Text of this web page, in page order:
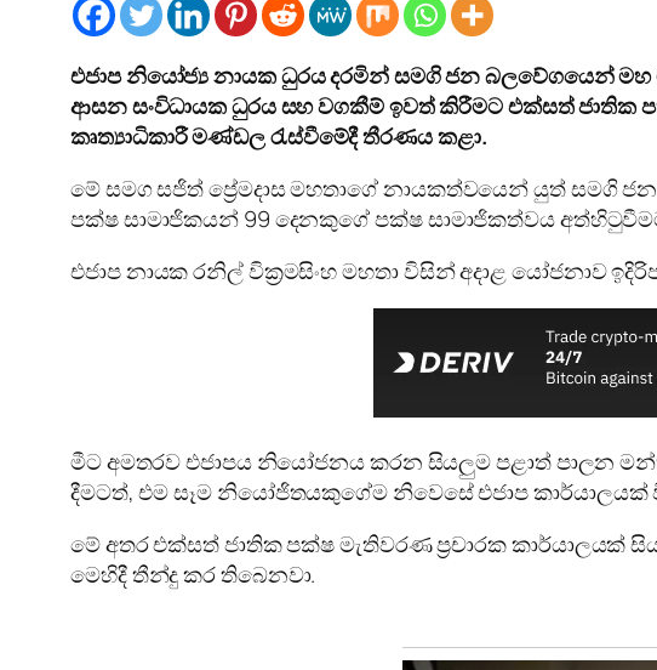
එජාප නියෝජ්‍ය නායක ධුරය දරමින් සමගි ජන බලවේගයෙන් මහ
ආසන සංවිධායක ධුරය සහ වගකීම් ඉවත් කිරීමට එක්සත් ජාතික
කෘත්‍යාධිකාරී මණ්ඩල රැස්වීමේදී තීරණය කළා.
මේ සමග සජිත් ප්‍රේමදාස මහතාගේ නායකත්වයෙන් යුත් සමගි
පක්ෂ සාමාජිකයන් 99 දෙනකුගේ පක්ෂ සාමාජිකත්වය
එජාප නායක රනිල් වික්‍රමසිංහ මහතා විසින් අදාළ යෝජනාව
මීට අමතරව එජාපය නියෝජනය කරන සියලුම පළාත් පාලන
දීමටත්, එම සෑම නියෝජිතයකුගේම නිවෙසේ එජාප කාර්යාලයක්
මේ අතර එක්සත් ජාතික පක්ෂ මැතිවරණ ප්‍රචාරක
මෙහිදී තීන්දු කර තිබෙනවා.